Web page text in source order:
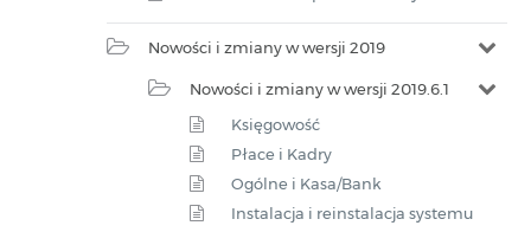
Nowości i zmiany w wersji 2019
Nowości i zmiany w wersji 2019.6.1
Księgowość
Płace i Kadry
Ogólne i Kasa/Bank
Instalacja i reinstalacja systemu